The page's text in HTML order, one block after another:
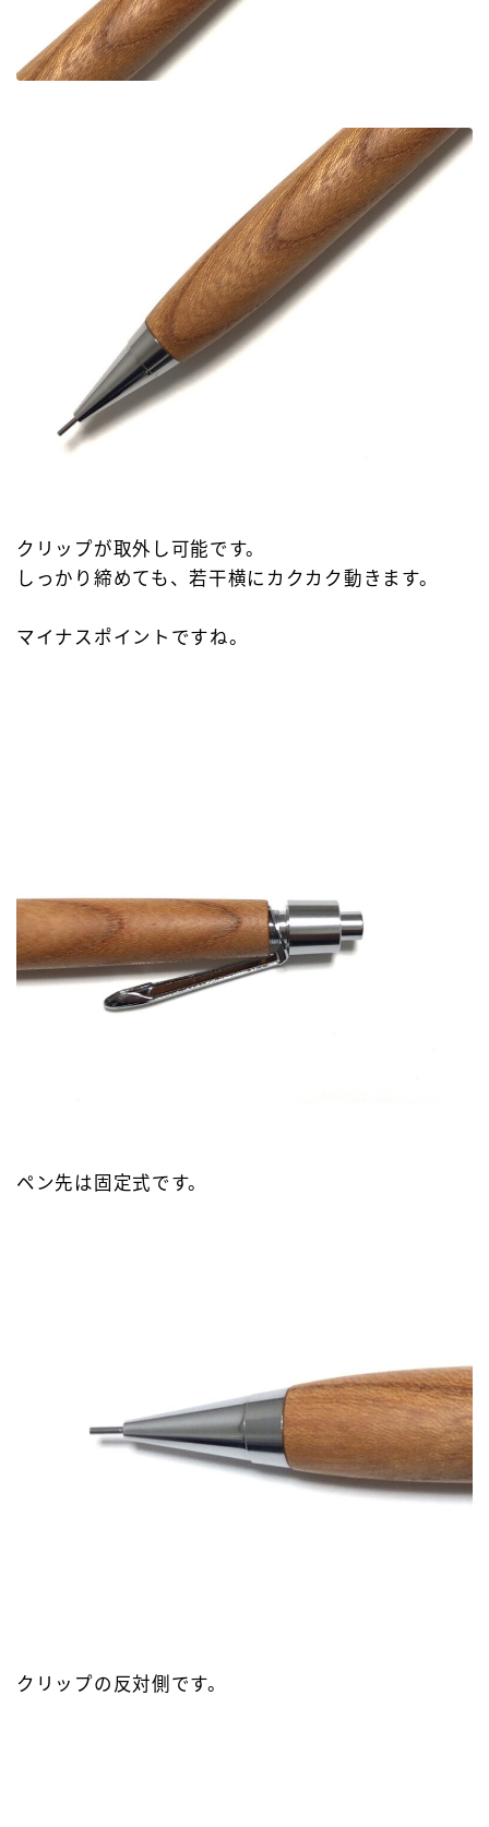
クリップが取外し可能です。
しっかり締めても、若干横にカクカク動きます。
マイナスポイントですね。
ペン先は固定式です。
クリップの反対側です。